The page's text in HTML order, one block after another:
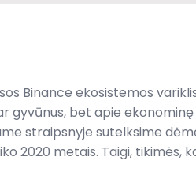
Binance ekosistemos
gyvūnus, bet apie
straipsnyje sutelksime
2020 metais. Taigi, tikimės,